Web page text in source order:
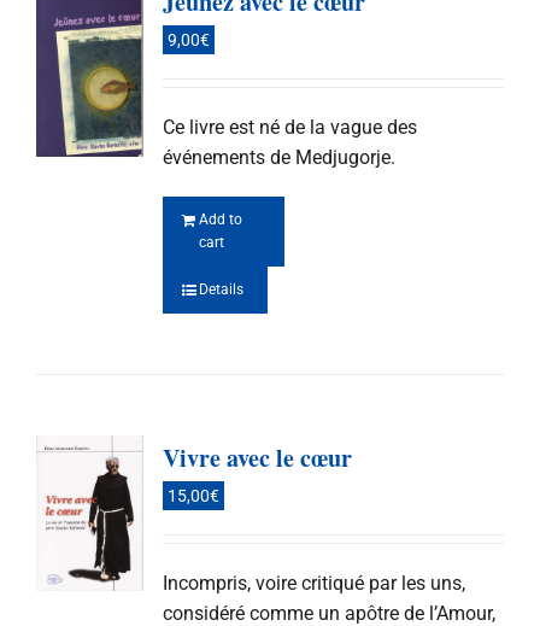
9,00€
Ce livre est né de la vague des
événements de Medjugorje.
Add to
cart
Details
Vivre avec le cœur
15,00€
Incompris, voire critiqué par les uns,
considéré comme un apôtre de l’Amour,